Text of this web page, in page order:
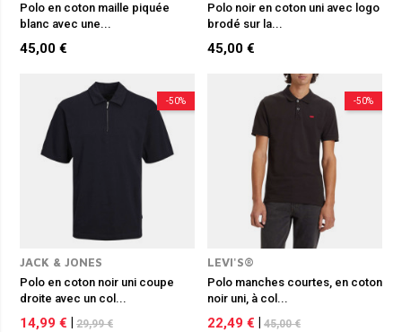
Polo en coton maille piquée
blanc avec une...
45,00 €
Polo noir en coton uni avec logo
brodé sur la...
45,00 €
-50%
JACK & JONES
Polo en coton noir uni coupe
droite avec un col...
14,99 € 29,99 €
-50%
LEVI'S®
Polo manches courtes, en coton
noir uni, à col...
22,49 € 45,00 €